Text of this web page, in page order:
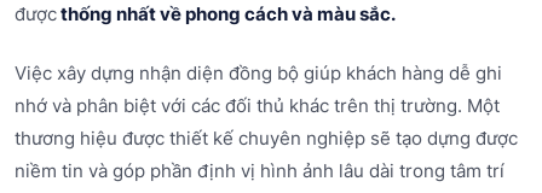
đượcthống nhất về phong cách và màu sắc.
Việc xây dựng nhận diện đồng bộ giúp khách hàng dễ ghi
nhớ và phân biệt với các đối thủ khác trên thị trường. Một
thương hiệu được thiết kế chuyên nghiệp sẽ tạo dựng được
niềm tin và góp phần định vị hình ảnh lâu dài trong tâm trí